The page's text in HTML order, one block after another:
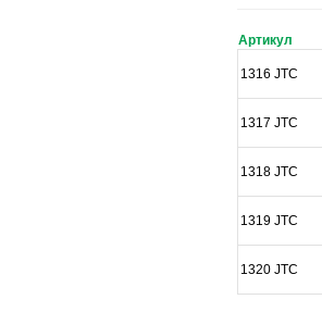
Артикул
1316 JTC
1317 JTC
1318 JTC
1319 JTC
1320 JTC